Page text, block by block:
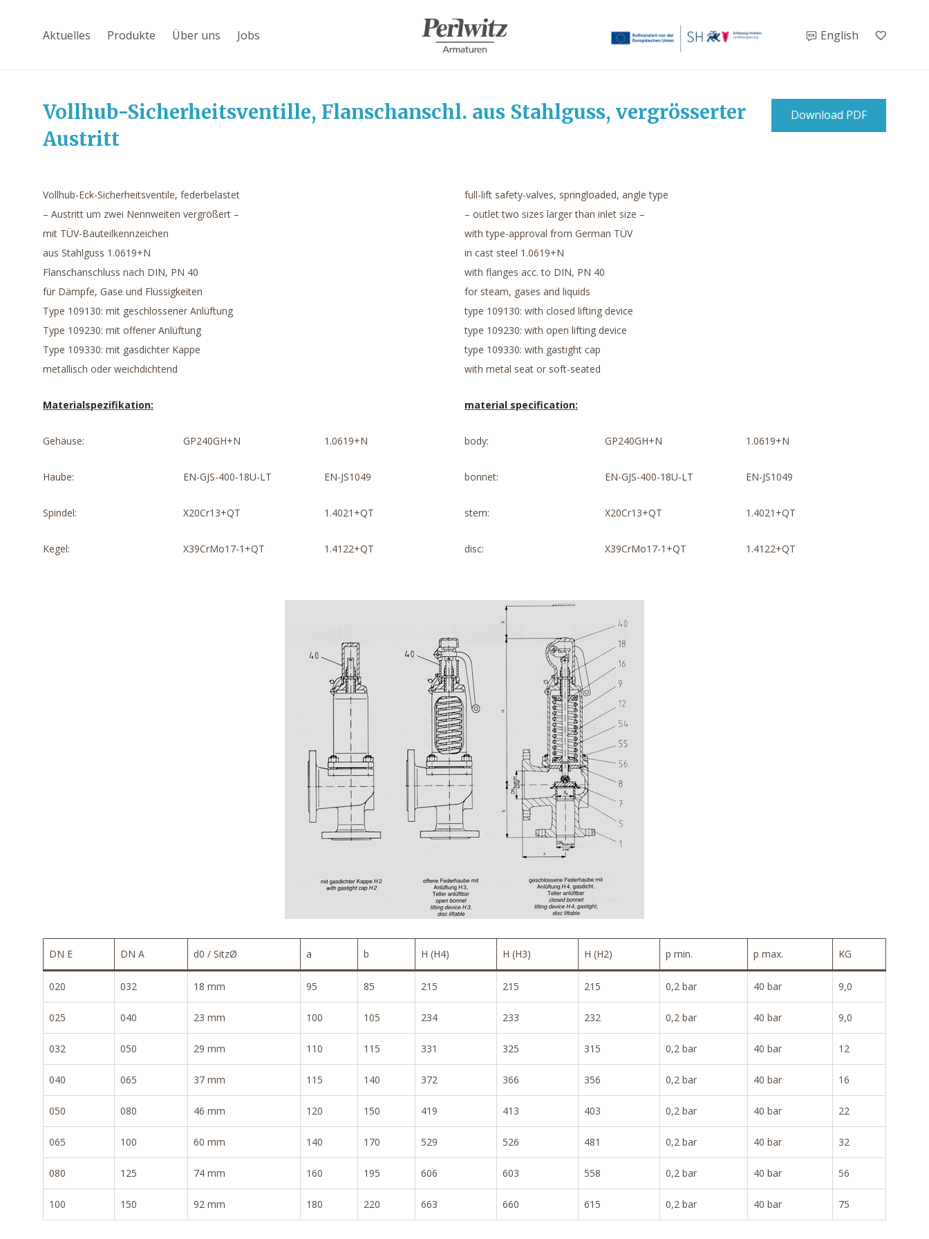
Aktuelles Produkte Über uns Jobs English
Vollhub-Sicherheitsventille, Flanschanschl. aus Stahlguss, vergrösserter
Austritt
Download PDF
Vollhub-Eck-Sicherheitsventile, federbelastet
– Austritt um zwei Nennweiten vergrößert –
mit TÜV-Bauteilkennzeichen
aus Stahlguss 1.0619+N
Flanschanschluss nach DIN, PN 40
für Dämpfe, Gase und Flüssigkeiten
Type 109130: mit geschlossener Anlüftung
Type 109230: mit offener Anlüftung
Type 109330: mit gasdichter Kappe
metallisch oder weichdichtend
Materialspezifikation:
Gehäuse:
Haube:
Spindel:
Kegel:
GP240GH+N
EN-GJS-400-18U-LT
X20Cr13+QT
X39CrMo17-1+QT
1.0619+N
EN-JS1049
1.4021+QT
1.4122+QT
full-lift safety-valves, springloaded, angle type
– outlet two sizes larger than inlet size –
with type-approval from German TÜV
in cast steel 1.0619+N
with flanges acc. to DIN, PN 40
for steam, gases and liquids
type 109130: with closed lifting device
type 109230: with open lifting device
type 109330: with gastight cap
with metal seat or soft-seated
material specification:
body:
bonnet:
stem:
disc:
GP240GH+N
EN-GJS-400-18U-LT
X20Cr13+QT
X39CrMo17-1+QT
1.0619+N
EN-JS1049
1.4021+QT
1.4122+QT
DN E DN A d0 / SitzØ a b H (H4) H (H3) H (H2) p min. p max. KG
020 032 18 mm 95 85 215 215 215 0,2 bar 40 bar 9,0
025 040 23 mm 100 105 234 233 232 0,2 bar 40 bar 9,0
032 050 29 mm 110 115 331 325 315 0,2 bar 40 bar 12
040 065 37 mm 115 140 372 366 356 0,2 bar 40 bar 16
050 080 46 mm 120 150 419 413 403 0,2 bar 40 bar 22
065 100 60 mm 140 170 529 526 481 0,2 bar 40 bar 32
080 125 74 mm 160 195 606 603 558 0,2 bar 40 bar 56
100 150 92 mm 180 220 663 660 615 0,2 bar 40 bar 75